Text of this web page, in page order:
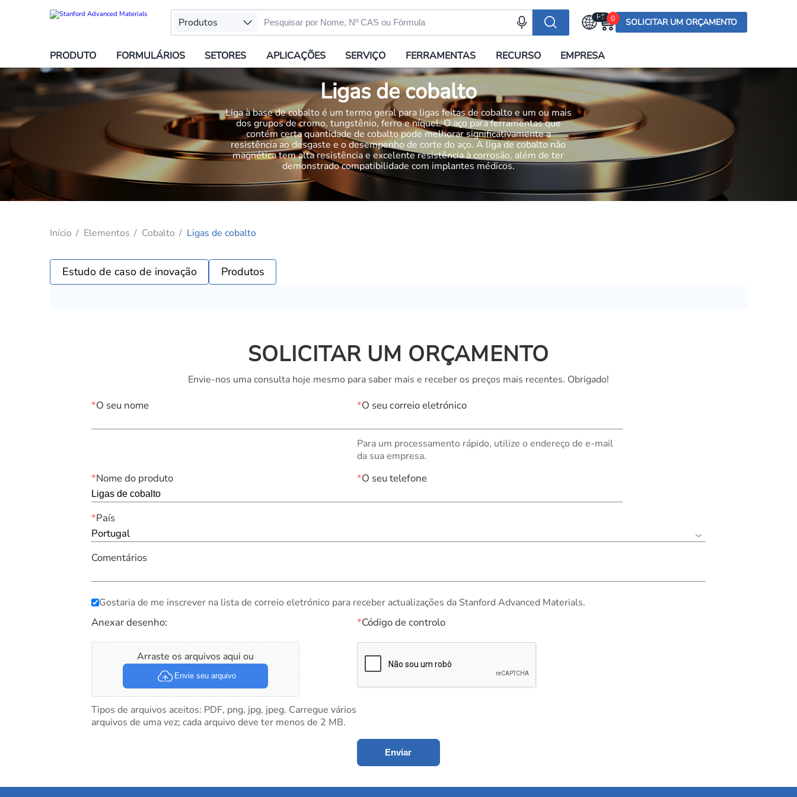
Produtos PT
English (US)
English (UK)
Española
Deutsch
Français
Italiano
Русский
0 SOLICITAR UM ORÇAMENTO
PRODUTO FORMULÁRIOS SETORES APLICAÇÕES SERVIÇO FERRAMENTAS RECURSO EMPRESA
Ligas de cobalto
Liga à base de cobalto é um termo geral para ligas feitas de cobalto e um ou mais
dos grupos de cromo, tungstênio, ferro e níquel. O aço para ferramentas que
contém certa quantidade de cobalto pode melhorar significativamente a
resistência ao desgaste e o desempenho de corte do aço. A liga de cobalto não
magnética tem alta resistência e excelente resistência à corrosão, além de ter
demonstrado compatibilidade com implantes médicos.
Início Elementos Cobalto Ligas de cobalto
Estudo de caso de inovação Produtos
SOLICITAR UM ORÇAMENTO
Envie-nos uma consulta hoje mesmo para saber mais e receber os preços mais recentes. Obrigado!
*O seu nome *O seu correio eletrónico
Para um processamento rápido, utilize o endereço de e-mail
da sua empresa.
*Nome do produto *O seu telefone
*País
Portugal
Comentários
Gostaria de me inscrever na lista de correio eletrónico para receber actualizações da Stanford Advanced Materials.
Anexar desenho:
Arraste os arquivos aqui ou
Envie seu arquivo
*Código de controlo
Tipos de arquivos aceitos: PDF, png, jpg, jpeg. Carregue vários
arquivos de uma vez; cada arquivo deve ter menos de 2 MB.
Enviar